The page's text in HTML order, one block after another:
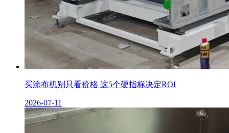
买涂布机别只看价格 这5个硬指标决定ROI
2026-07-11